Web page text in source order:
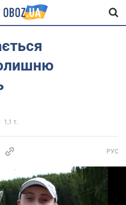
1,1 т.
РУС